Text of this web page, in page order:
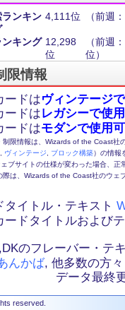
ンキン 4,111位 （前週
キング 12,298
位
（前週
位）
限情報
ードはヴィンテージ
ードはレガシーで使
ードはモダンで使用
限情報は、Wizards of the Coast社
ヴィンテージ ブロック構築）の情報
ブサイトの仕様が変わった場合、
際は、Wizards of the Coast社のウェ
タイトル・テキスト
ードタイトルおよび
のフレーバー・テ
んかば, 他多数の方々
データ最終
reserved.